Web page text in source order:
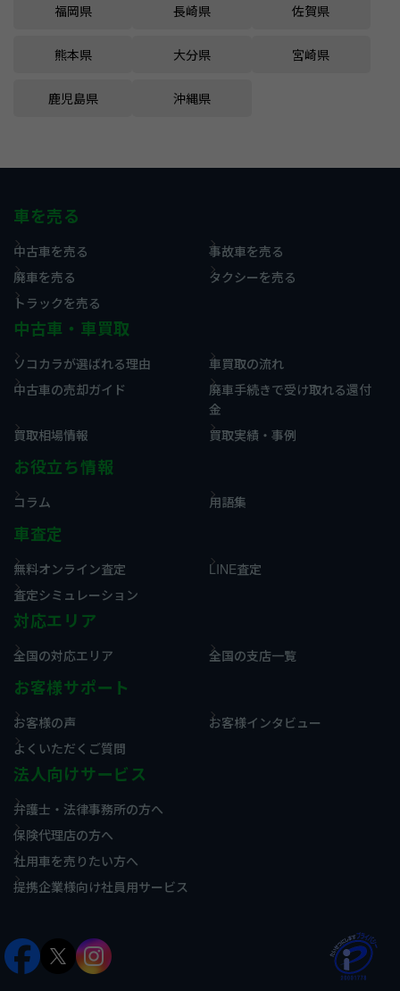
福岡県 長崎県 佐賀県
熊本県 大分県 宮崎県
鹿児島県 沖縄県
車を売る
中古車を売る
事故車を売る
廃車を売る
タクシーを売る
トラックを売る
中古車・車買取
ソコカラが選ばれる理由
車買取の流れ
中古車の売却ガイド
廃車手続きで受け取れる還付
金
買取相場情報
買取実績・事例
お役立ち情報
コラム 用語集
車査定
無料オンライン査定
LINE査定
査定シミュレーション
対応エリア
全国の対応エリア 全国の支店一覧
お客様サポート
お客様の声
お客様インタビュー
よくいただくご質問
法人向けサービス
弁護士・法律事務所の方へ
保険代理店の方へ
社用車を売りたい方へ
提携企業様向け社員用サービス